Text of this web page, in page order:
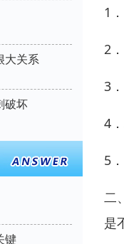
大关系
破坏
键
1
2
3
4
5
二
是